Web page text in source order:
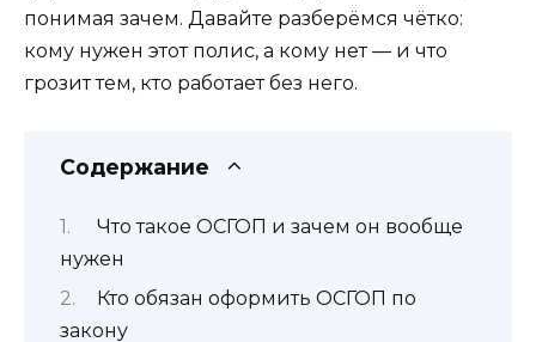
понимая зачем. Давайте разберёмся чётко:
кому нужен этот полис, а кому нет — и что
грозит тем, кто работает без него.
Содержание
Что такое ОСГОП и зачем он вообще
нужен
Кто обязан оформить ОСГОП по
закону